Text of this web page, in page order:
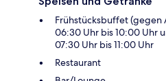
Frühstücksbuffet (gegen
06:30 Uhr bis 10:00 Uhr
07:30 Uhr bis 11:00 Uhr
Restaurant